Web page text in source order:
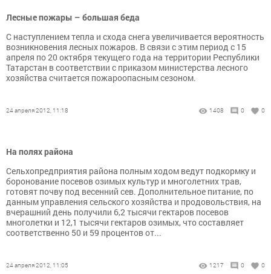
Лесные пожары – большая беда
С наступлением тепла и схода снега увеличивается вероятность
возникновения лесных пожаров. В связи с этим период с 15
апреля по 20 октября текущего года на территории Республики
Татарстан в соответствии с приказом министерства лесного
хозяйства считается пожароопасным сезоном.
24 апреля 2012, 11:18 1408 0 0
На полях района
Сельхопредприятия района полным ходом ведут подкормку и
боронование посевов озимых культур и многолетних трав,
готовят почву под весенний сев. Дополнительное питание, по
данным управления сельского хозяйства и продовольствия, на
вчерашний день получили 6,2 тысячи гектаров посевов
многолетки и 12,1 тысячи гектаров озимых, что составляет
соответственно 50 и 59 процентов от...
24 апреля 2012, 11:05 1217 0 0